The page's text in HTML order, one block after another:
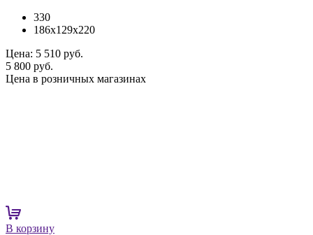
330
186x129x220
Цена: 5 510 руб.
5 800 руб.
Цена в розничных магазинах
В корзину